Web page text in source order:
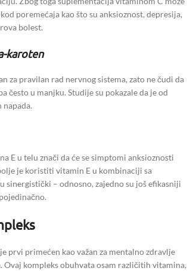
poremećaja kao što su anksioznost, depresija,
bolest.
karoten
za pravilan rad nervnog sistema, zato ne čudi da
često u manjku. Studije su pokazale da je od
E u telu znači da će se simptomi anksioznosti
je koristiti vitamin E u kombinaciji sa
sinergistički – odnosno, zajedno su još efikasniji
prvi primećen kao važan za mentalno zdravlje
Ovaj kompleks obuhvata osam različitih vitamina,